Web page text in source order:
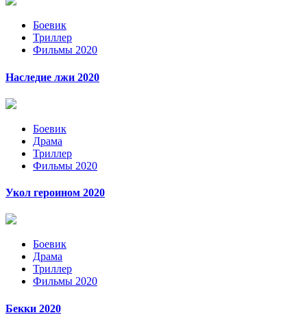
Боевик
Триллер
Фильмы 2020
Наследие лжи 2020
Боевик
Драма
Триллер
Фильмы 2020
Укол героином 2020
Боевик
Драма
Триллер
Фильмы 2020
Бекки 2020